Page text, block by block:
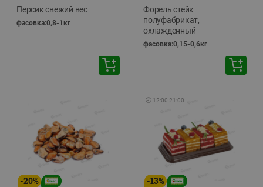
Персик свежий вес
фасовка:0,8-1кг
Форель стейк
полуфабрикат,
охлажденный
фасовка:0,15-0,6кг
-20%
🕘 12:00-21:00
-13%